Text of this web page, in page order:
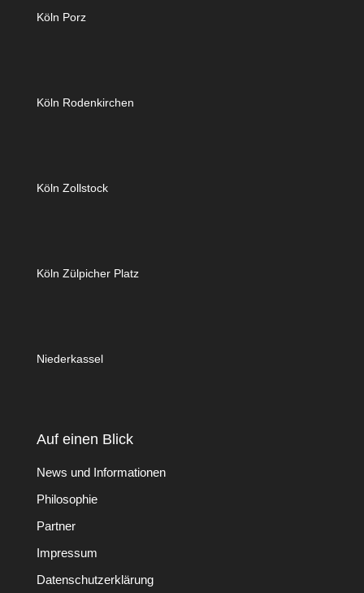
Köln Porz
Köln Rodenkirchen
Köln Zollstock
Köln Zülpicher Platz
Niederkassel
Auf einen Blick
News und Informationen
Philosophie
Partner
Impressum
Datenschutzerklärung